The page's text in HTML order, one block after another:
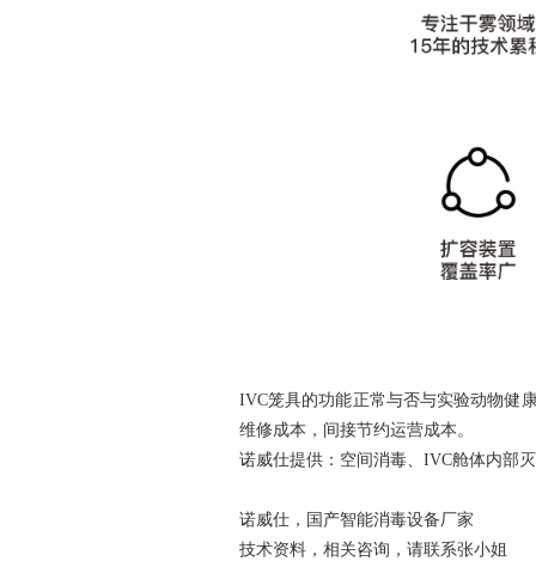
IVC笼具的功能正常与否与实验动物健
维修成本，间接节约运营成本。
诺威仕提供：空间消毒、IVC舱体内部
诺威仕，国产智能消毒设备厂家
技术资料，相关咨询，请联系张小姐